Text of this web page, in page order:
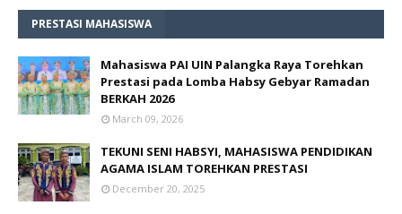
PRESTASI MAHASISWA
Mahasiswa PAI UIN Palangka Raya Torehkan
Prestasi pada Lomba Habsy Gebyar Ramadan
BERKAH 2026
March 09, 2026
TEKUNI SENI HABSYI, MAHASISWA PENDIDIKAN
AGAMA ISLAM TOREHKAN PRESTASI
December 20, 2025